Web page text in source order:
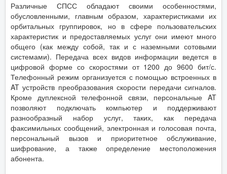
Различные СПСС обладают своими особенностями,
обусловленными, главным образом, характеристиками их
орбитальных группировок, но в сфере пользовательских
характеристик и предоставляемых услуг они имеют много
общего (как между собой, так и с наземными сотовыми
системами). Передача всех видов информации ведется в
цифровой форме со скоростями от 1200 до 9600 бит/с.
Телефонный режим организуется с помощью встроенных в
AT устройств преобразования скорости передачи сигналов.
Кроме дуплексной телефонной связи, персональные AT
позволяют подключать компьютер и поддерживают
разнообразный набор услуг, таких, как передача
факсимильных сообщений, электронная и голосовая почта,
персональный вызов и приоритетное обслуживание,
шифрование, а также определение местоположения
абонента.